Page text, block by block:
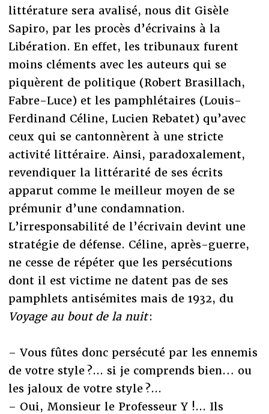
littérature sera avalisé, nous dit Gisèle
Sapiro, par les procès d’écrivains à la
Libération. En effet, les tribunaux furent
moins cléments avec les auteurs qui se
piquèrent de politique (Robert Brasillach,
Fabre-Luce) et les pamphlétaires (Louis-
Ferdinand Céline, Lucien Rebatet) qu’avec
ceux qui se cantonnèrent à une stricte
activité littéraire. Ainsi, paradoxalement,
revendiquer la littérarité de ses écrits
apparut comme le meilleur moyen de se
prémunir d’une condamnation.
L’irresponsabilité de l’écrivain devint une
stratégie de défense. Céline, après-guerre,
ne cesse de répéter que les persécutions
dont il est victime ne datent pas de ses
pamphlets antisémites mais de 1932, du
Voyage au bout de la nuit:
– Vous fûtes donc persécuté par les ennemis
de votre style ?... si je comprends bien… ou
les jaloux de votre style ?...
– Oui, Monsieur le Professeur Y !... Ils